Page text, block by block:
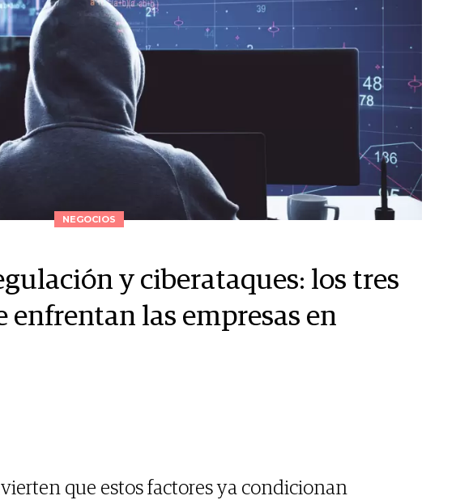
NEGOCIOS
y ciberataques: los tres
enfrentan las empresas en
que estos factores ya condicionan